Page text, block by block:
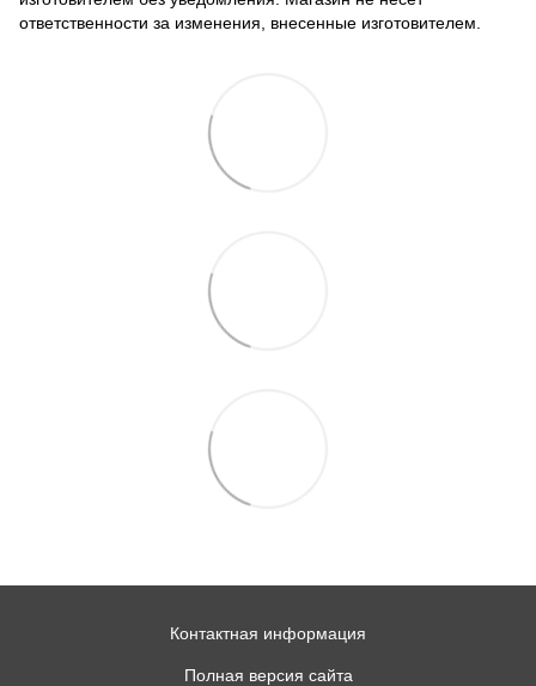
ответственности за изменения, внесенные изготовителем.
Контактная информация
Полная версия сайта